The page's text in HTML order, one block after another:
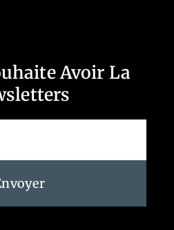
Avoir La